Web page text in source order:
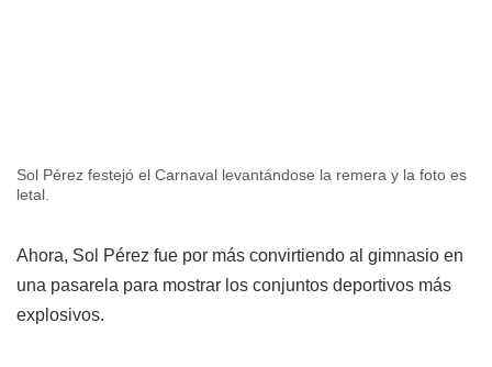
Sol Pérez festejó el Carnaval levantándose la remera y la foto es
letal.
Ahora, Sol Pérez fue por más convirtiendo al gimnasio en
una pasarela para mostrar los conjuntos deportivos más
explosivos.